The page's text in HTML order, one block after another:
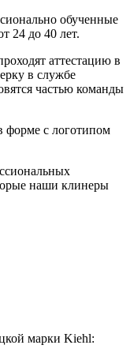
обученные
24 до 40 лет.
аттестацию в
в службе
частью команды
форме с логотипом
наши клинеры
марки Kiehl: